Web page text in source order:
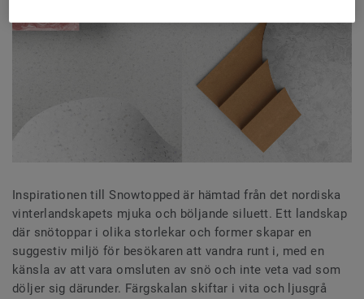
Inspirationen till Snowtopped är hämtad från det nordiska
vinterlandskapets mjuka och böljande siluett. Ett landskap
där snötoppar i olika storlekar och former skapar en
suggestiv miljö för besökaren att vandra runt i, med en
känsla av att vara omsluten av snö och inte veta vad som
döljer sig därunder. Färgskalan skiftar i vita och ljusgrå